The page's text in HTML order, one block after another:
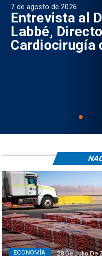
7 de agosto de 2026
Entrevista al
Labbé,
Cardiocirugía
ECONOMÍA 28 De Julio De